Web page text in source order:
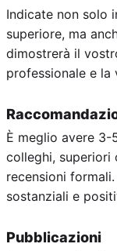
Indicate non solo
superiore, ma
dimostrerà il
professionale e la
È meglio avere
colleghi, superiori
recensioni
sostanziali e
Pubblicazioni